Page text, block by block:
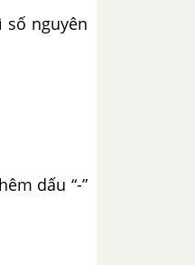
nguyên
dấu “-”